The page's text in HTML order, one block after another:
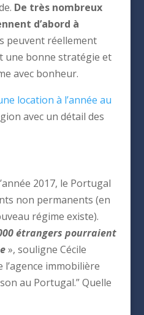
De très nombreux
d’abord à
peuvent réellement
une bonne stratégie et
avec bonheur.
location à l’année au
avec un détail des
2017, le Portugal
non permanents (en
régime existe).
étrangers pourraient
», souligne Cécile
l’agence immobilière
au Portugal.” Quelle